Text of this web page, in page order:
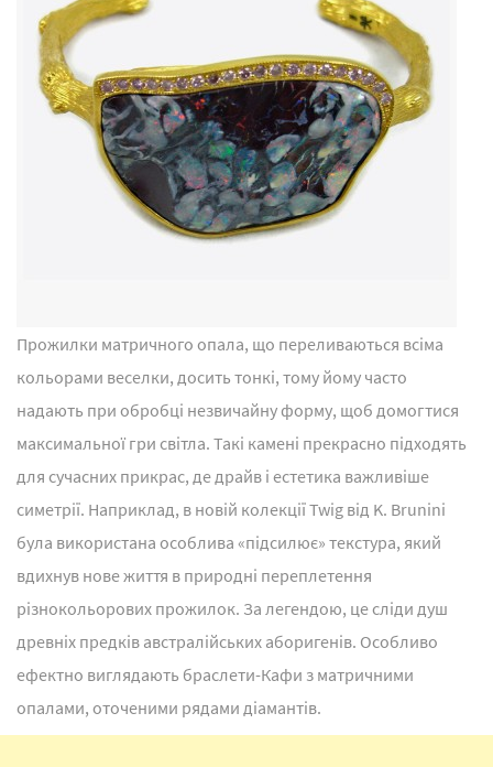
Прожилки матричного опала, що переливаються всіма
кольорами веселки, досить тонкі, тому йому часто
надають при обробці незвичайну форму, щоб домогтися
максимальної гри світла. Такі камені прекрасно підходять
для сучасних прикрас, де драйв і естетика важливіше
симетрії. Наприклад, в новій колекції Twig від K. Brunini
була використана особлива «підсилює» текстура, який
вдихнув нове життя в природні переплетення
різнокольорових прожилок. За легендою, це сліди душ
древніх предків австралійських аборигенів. Особливо
ефектно виглядають браслети-Кафи з матричними
опалами, оточеними рядами діамантів.